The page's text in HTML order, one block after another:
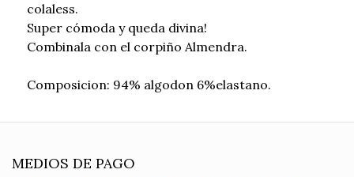
colaless.
Super cómoda y queda divina!
Combinala con el corpiño Almendra.
Composicion: 94% algodon 6%elastano.
MEDIOS DE PAGO